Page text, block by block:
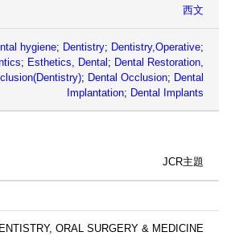
西文
hygiene; Dentistry; Dentistry,Operative;
; Esthetics, Dental; Dental Restoration,
; Dental Occlusion; Dental
Implantation; Dental Implants
JCR主題
ORAL SURGERY & MEDICINE